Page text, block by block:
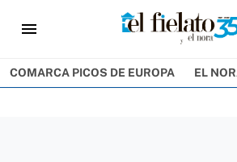
menu
COMARCA PICOS DE EUROPA EL